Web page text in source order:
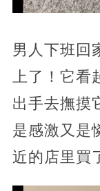
男人下班回
上了！它看
出手去撫摸
是感激又是
近的店里買